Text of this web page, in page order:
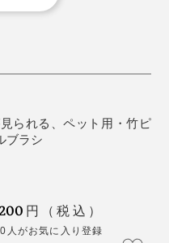
ナーの袴田恭司さんによ
ことが減ってしまって
美としておやつをあげる
。
竹ピンのスペアは無償
す。ワンニャンが誤っ
緩を繰り返して、頭や
。驚いたことに、普段な
で、ブラシでマッサージ
られる、ペット用・竹ピ
ブラシ
円（税込）
人がお気に入り登録